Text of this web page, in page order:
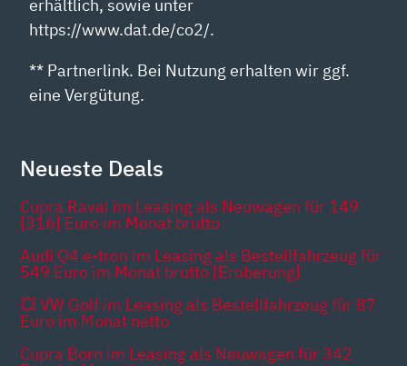
erhältlich, sowie unter
https://www.dat.de/co2/.
** Partnerlink. Bei Nutzung erhalten wir ggf.
eine Vergütung.
Neueste Deals
Cupra Raval im Leasing als Neuwagen für 149
[316] Euro im Monat brutto
Audi Q4 e-tron im Leasing als Bestellfahrzeug für
549 Euro im Monat brutto [Eroberung]
💥 VW Golf im Leasing als Bestellfahrzeug für 87
Euro im Monat netto
Cupra Born im Leasing als Neuwagen für 342